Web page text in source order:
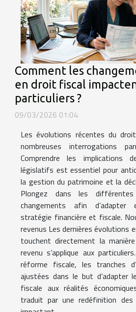
Comment les
en droit fiscal
particuliers ?
09/03/2026 01:04
Les évolutions récentes du
nombreuses interrogations
Comprendre les implications
législatifs est essentiel pour
la gestion du patrimoine et la
Plongez dans les
changements afin d’adapter
stratégie financière et fiscale.
revenus Les dernières évolutions
touchent directement la
revenu s’applique aux
réforme fiscale, les tranches
ajustées dans le but d’adapter
fiscale aux réalités
traduit par une redéfinition